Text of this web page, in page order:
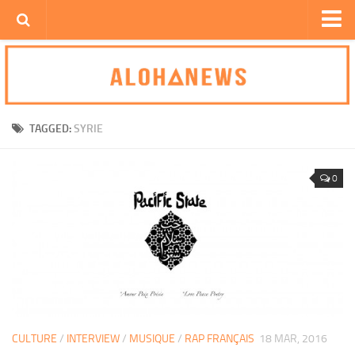
TAGGED:SYRIE
0
CULTURE / INTERVIEW/ MUSIQUE / RAP FRANÇAIS 18 MAR, 2016